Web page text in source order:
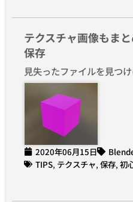
テクスチャ画像もま
保存
見失ったファイルを見つ
2020年06月15日
TIPS, テクスチャ, 保存, 初